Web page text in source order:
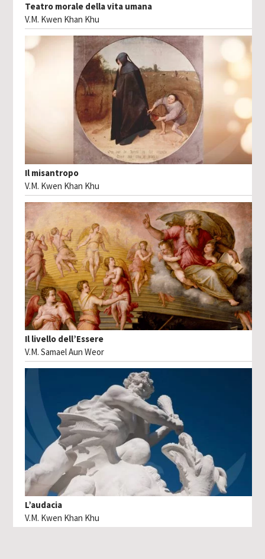
Teatro morale della vita umana
V.M. Kwen Khan Khu
Il misantropo
V.M. Kwen Khan Khu
Il livello dell’Essere
V.M. Samael Aun Weor
L’audacia
V.M. Kwen Khan Khu